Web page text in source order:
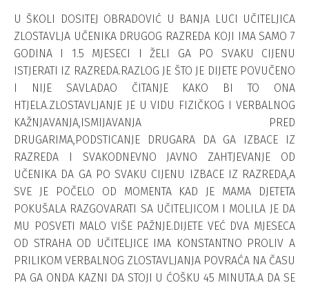
U ŠKOLI DOSITEJ OBRADOVIĆ U BANJA LUCI UČITELJICA
ZLOSTAVLJA UČENIKA DRUGOG RAZREDA KOJI IMA SAMO 7
GODINA I 1.5 MJESECI I ŽELI GA PO SVAKU CIJENU
ISTJERATI IZ RAZREDA.RAZLOG JE ŠTO JE DIJETE POVUČENO
I NIJE SAVLADAO ČITANJE KAKO BI TO ONA
HTJELA.ZLOSTAVLJANJE JE U VIDU FIZIČKOG I VERBALNOG
KAŽNJAVANJA,ISMIJAVANJA PRED
DRUGARIMA,PODSTICANJE DRUGARA DA GA IZBACE IZ
RAZREDA I SVAKODNEVNO JAVNO ZAHTJEVANJE OD
UČENIKA DA GA PO SVAKU CIJENU IZBACE IZ RAZREDA,A
SVE JE POČELO OD MOMENTA KAD JE MAMA DJETETA
POKUŠALA RAZGOVARATI SA UČITELJICOM I MOLILA JE DA
MU POSVETI MALO VIŠE PAŽNJE.DIJETE VEĆ DVA MJESECA
OD STRAHA OD UČITELJICE IMA KONSTANTNO PROLIV A
PRILIKOM VERBALNOG ZLOSTAVLJANJA POVRAĆA NA ČASU
PA GA ONDA KAZNI DA STOJI U ĆOŠKU 45 MINUTA.A DA SE